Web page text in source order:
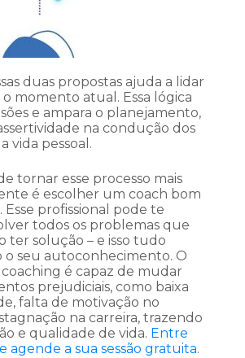
duas propostas ajuda a lidar
momento atual. Essa lógica
e ampara o planejamento,
na condução dos
vida pessoal.
tornar esse processo mais
é escolher um coach bom
Esse profissional pode te
todos os problemas que
ter solução – e isso tudo
o seu autoconhecimento. O
é capaz de mudar
prejudiciais, como baixa
falta de motivação no
na carreira, trazendo
e qualidade de vida. Entre
agende a sua sessão gratuita.